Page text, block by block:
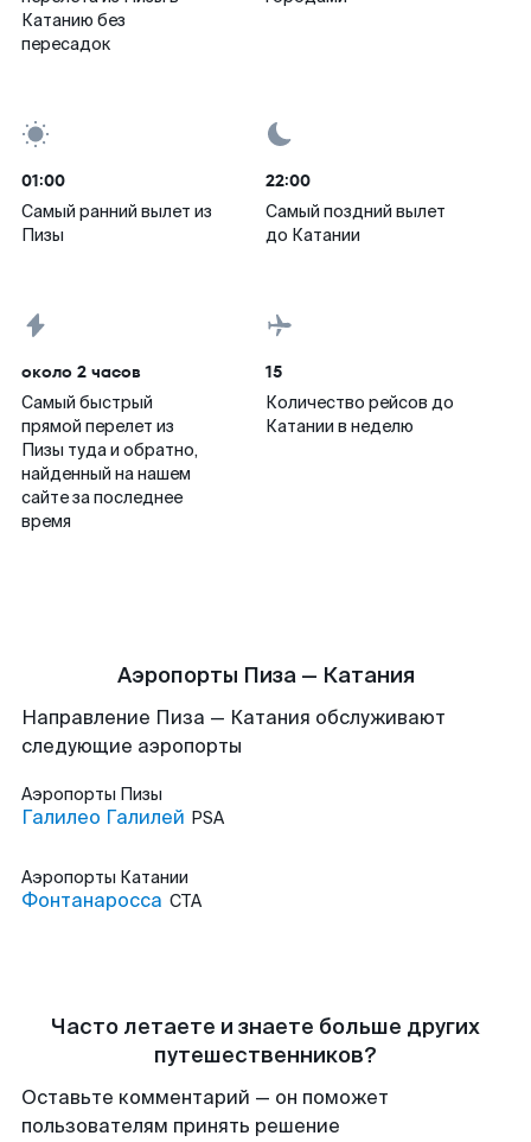
Катанию без
пересадок
01:00
Самый ранний вылет из
Пизы
22:00
Самый поздний вылет
до Катании
около 2 часов
Самый быстрый
прямой перелет из
Пизы туда и обратно,
найденный на нашем
сайте за последнее
время
15
Количество рейсов до
Катании в неделю
Аэропорты Пиза — Катания
Направление Пиза — Катания обслуживают
следующие аэропорты
Аэропорты Пизы
Галилео Галилей PSA
Аэропорты Катании
Фонтанаросса CTA
Часто летаете и знаете больше других
путешественников?
Оставьте комментарий — он поможет
пользователям принять решение